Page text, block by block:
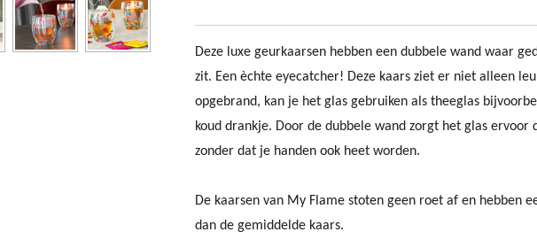
Deze luxe geurkaarsen hebben een dubbele wand waar
zit. Een èchte eyecatcher! Deze kaars ziet er niet alleen
opgebrand, kan je het glas gebruiken als theeglas
koud drankje. Door de dubbele wand zorgt het glas
zonder dat je handen ook heet worden.
De kaarsen van My Flame stoten geen roet af en hebben
dan de gemiddelde kaars.